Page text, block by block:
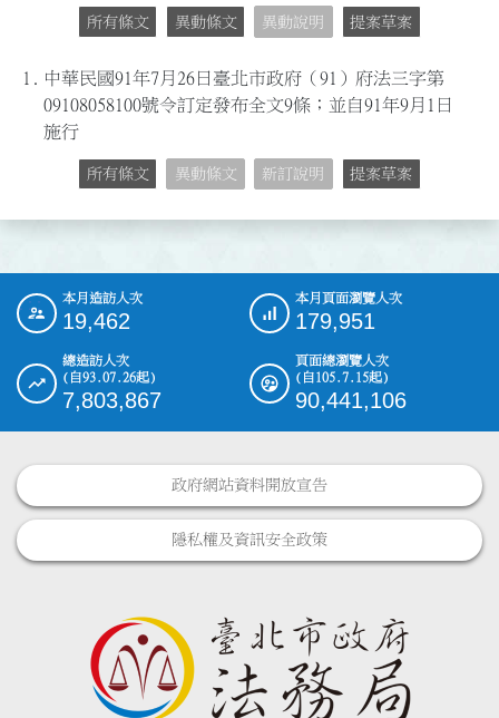
所有條文 異動條文 異動說明 提案草案
1.
中華民國91年7月26日臺北市政府（91）府法三字第
09108058100號令訂定發布全文9條；並自91年9月1日
施行
所有條文 異動條文 新訂說明 提案草案
::: 本月造訪人次
19,462
本月頁面瀏覽人次
179,951
總造訪人次
(自93.07.26起)
7,803,867
頁面總瀏覽人次
(自105.7.15起)
90,441,106
政府網站資料開放宣告
隱私權及資訊安全政策